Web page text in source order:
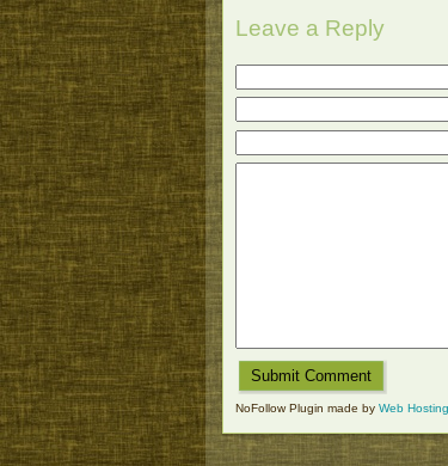
Leave a Reply
NoFollow Plugin made by Web Hosting